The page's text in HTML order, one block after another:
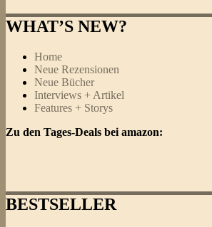
WHAT’S NEW?
Home
Neue Rezensionen
Neue Bücher
Interviews + Artikel
Features + Storys
Zu den Tages-Deals bei amazon:
BESTSELLER